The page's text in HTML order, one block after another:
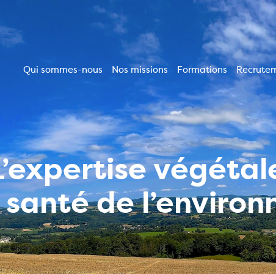
Navigation
principale
Qui sommes-nous Nos missions Formations
de